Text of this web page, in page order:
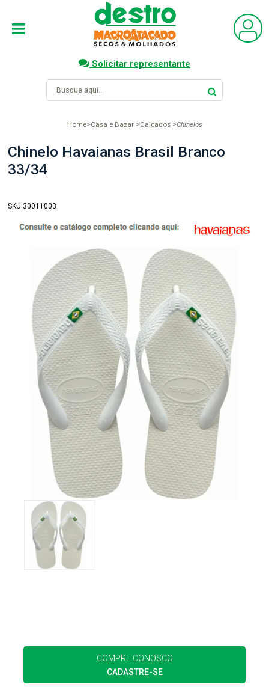
Solicitar representante
Home Casa e Bazar Calçados Chinelos
Chinelo Havaianas Brasil Branco
33/34
SKU 30011003
COMPRE CONOSCO
CADASTRE-SE